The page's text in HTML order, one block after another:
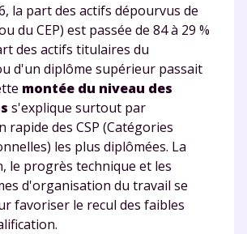
la part des actifs dépourvus de
du CEP) est passée de 84 à 29 %
des actifs titulaires du
d'un diplôme supérieur passait
montée du niveau des
s'explique surtout par
des CSP (Catégories
les plus diplômées. La
le progrès technique et les
d'organisation du travail se
favoriser le recul des faibles